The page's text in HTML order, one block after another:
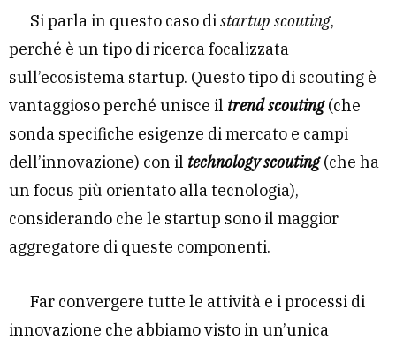
Si parla in questo caso distartup scouting,
perché è un tipo di ricerca focalizzata
sull’ecosistema startup. Questo tipo di scouting è
vantaggioso perché unisce il trend scouting(che
sonda specifiche esigenze di mercato e campi
dell’innovazione) con il technology scouting(che ha
un focus più orientato alla tecnologia),
considerando che le startup sono il maggior
aggregatore di queste componenti.
Far convergere tutte le attività e i processi di
innovazione che abbiamo visto in un’unica